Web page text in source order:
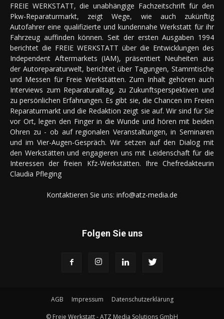
FREIE WERKSTATT, die unabhängige Fachzeitschrift für den
Pkw-Reparaturmarkt, zeigt Wege, wie auch zukünftig
Autofahrer eine qualifizierte und kundennahe Werkstatt für ihr
Fahrzeug auffinden können. Seit der ersten Ausgaben 1994
berichtet die FREIE WERKSTATT über die Entwicklungen des
Independent Aftermarkets (IAM), präsentiert Neuheiten aus
der Autoreparaturwelt, berichtet über Tagungen, Stammtische
und Messen für Freie Werkstätten. Zum Inhalt gehören auch
Interviews zum Reparaturalltag, zu Zukunftsperspektiven und
zu persönlichen Erfahrungen. Es gibt sie, die Chancen im Freien
Reparaturmarkt und die Redaktion zeigt sie auf. Wir sind für Sie
vor Ort, legen den Finger in die Wunde und hören mit beiden
Ohren zu - ob auf regionalen Veranstaltungen, in Seminaren
und im Vier-Augen-Gespräch. Wir setzen auf den Dialog mit
den Werkstätten und engagieren uns mit Leidenschaft für die
Interessen der freien Kfz-Werkstätten. Ihre Chefredakteurin
Claudia Pfleging
Kontaktieren Sie uns: info@atz-media.de
Folgen Sie uns
AGB Impressum Datenschutzerklärung
© Freie Werkstatt - ATZ Media Solutions GmbH